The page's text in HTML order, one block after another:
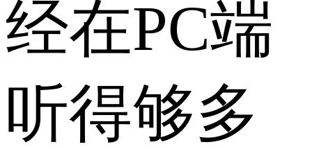
经在PC端
听得够多